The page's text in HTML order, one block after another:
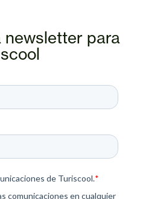
newsletter para